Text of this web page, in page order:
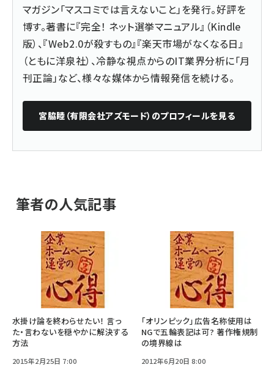
マガジン「マスコミでは言えないこと」を発行。好評を
博す。著書に『完全！ ネット選挙マニュアル』（Kindle
版）、『Web2.0が殺すもの』『楽天市場がなくなる日』
（ともに洋泉社）、冷静な視点からのIT業界分析に「月
刊正論」など、様々な媒体から情報発信を続ける。
宮脇睦（有限会社アズモード） のプロフィールを見る
筆者の人気記事
水掛け論を終わらせたい！ 言っ
た・言わないを穏やかに解決する
方法
2015年2月25日 7:00
「オリンピック」広告名称使用は
NGで五輪表記は可? 著作権規制
の境界線は
2012年6月20日 8:00